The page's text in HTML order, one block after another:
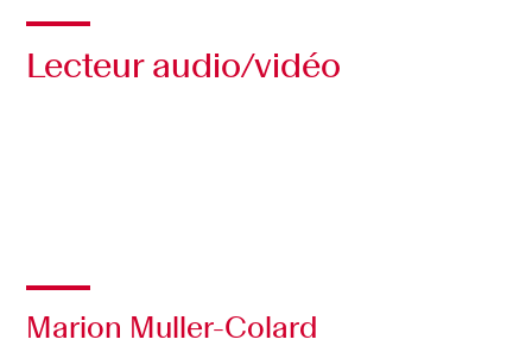
Lecteur audio/vidéo
Marion Muller-Colard